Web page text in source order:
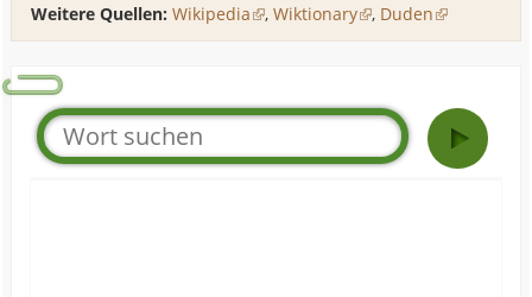
Weitere Quellen: Wikipedia ,Wiktionary , Duden